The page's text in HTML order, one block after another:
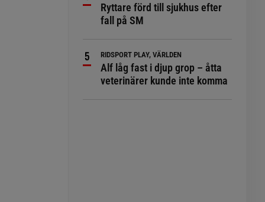
Ryttare förd till sjukhus efter
fall på SM
RIDSPORT PLAY, VÄRLDEN
Alf låg fast i djup grop – åtta
veterinärer kunde inte komma